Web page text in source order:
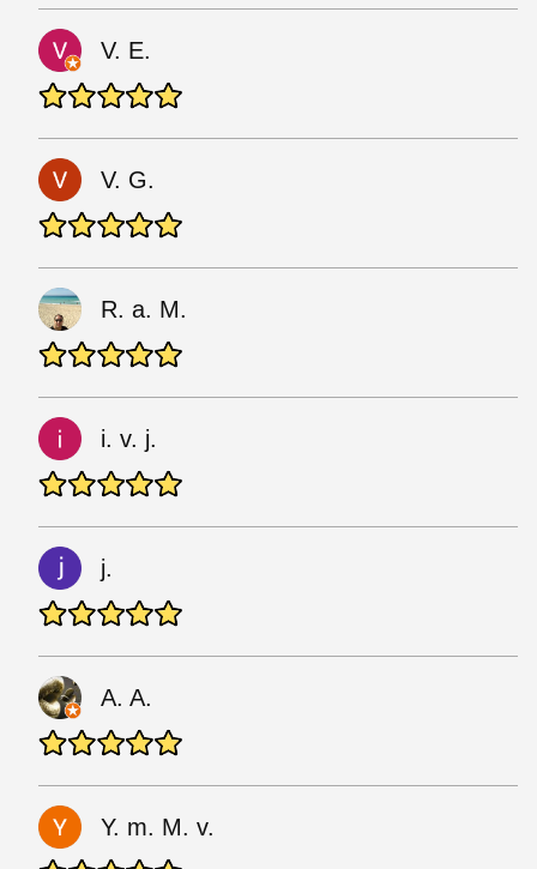
V. E.
V. G.
R. a. M.
i. v. j.
j.
A. A.
Y. m. M. v.